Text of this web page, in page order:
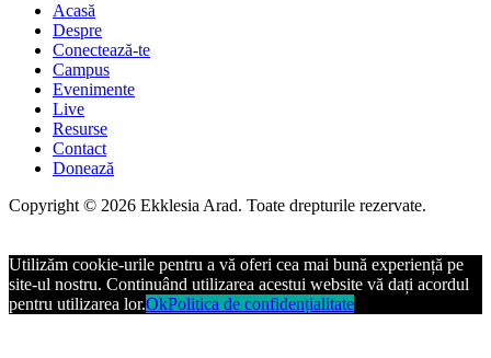
Acasă
Despre
Conectează-te
Campus
Evenimente
Live
Resurse
Contact
Donează
Copyright © 2026 Ekklesia Arad. Toate drepturile rezervate.
Utilizăm cookie-urile pentru a vă oferi cea mai bună experiență pe
site-ul nostru. Continuând utilizarea acestui website vă dați acordul
pentru utilizarea lor.OkPolitica de confidențialitate